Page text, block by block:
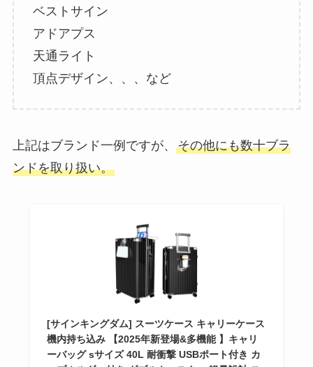
ベストサイン
アドアプス
天通ライト
頂点デザイン、、、など
上記はブランド一例ですが、 その他にも数十ブラ
ンドを取り扱い。
[サインキングダム] スーツケース キャリーケース
機内持ち込み 【2025年新登場&多機能 】キャリ
ーバッグ sサイズ 40L 耐衝撃 USBポート付き カ